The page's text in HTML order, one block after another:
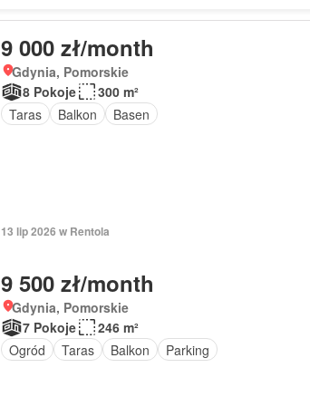
9 000 zł/month
Gdynia, Pomorskie
8 Pokoje
300 m²
Taras
Balkon Basen
13 lip 2026 w Rentola
9 500 zł/month
Gdynia, Pomorskie
7 Pokoje
246 m²
Ogród
Taras Balkon Parking